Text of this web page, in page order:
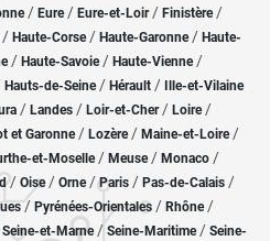
/ Eure/ Eure-et-Loir / Finistère/
/ Haute-Corse/ Haute-Garonne/ Haute-
/ Haute-Savoie/ Haute-Vienne/
Hauts-de-Seine/ Hérault / Ille-et-Vilaine
/ Landes / Loir-et-Cher/ Loire/
et Garonne/ Lozère / Maine-et-Loire/
et-Moselle/ Meuse/ Monaco /
/ Oise / Orne/Paris / Pas-de-Calais /
/ Pyrénées-Orientales / Rhône/
Seine-et-Marne/ Seine-Maritime/ Seine-